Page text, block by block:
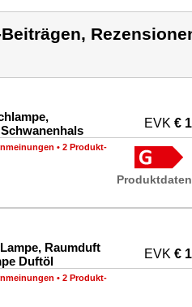
EVK €
• 2 Produkt-
Raumduft
Duftöl
EVK €
• 2 Produkt-